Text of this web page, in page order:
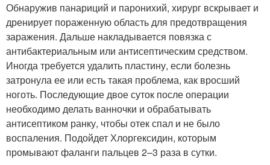
Обнаружив панариций и паронихий, хирург вскрывает и
дренирует пораженную область для предотвращения
заражения. Дальше накладывается повязка с
антибактериальным или антисептическим средством.
Иногда требуется удалить пластину, если болезнь
затронула ее или есть такая проблема, как вросший
ноготь. Последующие двое суток после операции
необходимо делать ванночки и обрабатывать
антисептиком ранку, чтобы отек спал и не было
воспаления. Подойдет Хлоргексидин, которым
промывают фаланги пальцев 2–3 раза в сутки.